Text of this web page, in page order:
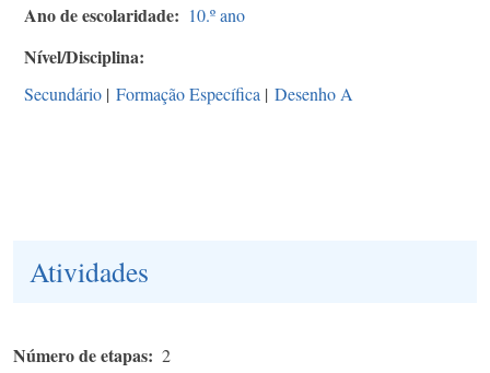
Ano de escolaridade 10.º ano
Nível/Disciplina
Secundário | Formação Específica | Desenho A
Atividades
Número de etapas 2